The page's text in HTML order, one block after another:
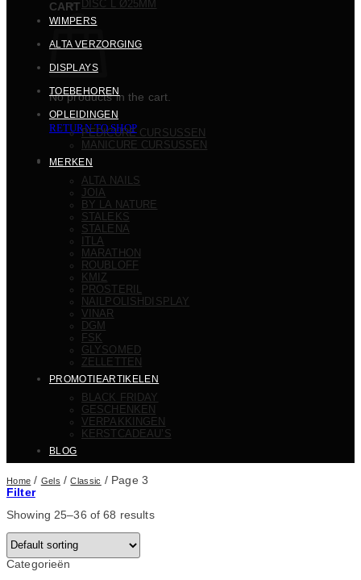
CART
No products in the cart.
RETURN TO SHOP
DISC L Ø25MM
WIMPERS
ALTA VERZORGING
DISPLAYS
TOEBEHOREN
OPLEIDINGEN
PEDICURE CURSUSSEN
MANICURE CURSUSSEN
MERKEN
ALTA NAILS
JOIA
BY LA NATURE
STALEKS
STALENA
ITLA
MARATHON
ROUBLOFF
KMIZ
PROSTERIL
NAILPOLISHDISPLAY
VINAR
DGM
FSK
GLYSOMED
ZELLETTEN
PROMOTIEARTIKELEN
BLACK FRIDAY
GESCHENKEN
VERPAKKINGEN
KERSTCADEAU’S
BLOG
Home / Gels / Classic / Page 3
Filter
Showing 25–36 of 68 results
Categorieën